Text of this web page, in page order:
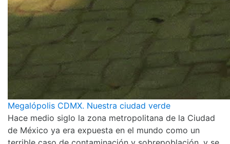
Megalópolis CDMX. Nuestra ciudad verde
Hace medio siglo la zona metropolitana de la Ciudad
de México ya era expuesta en el mundo como un